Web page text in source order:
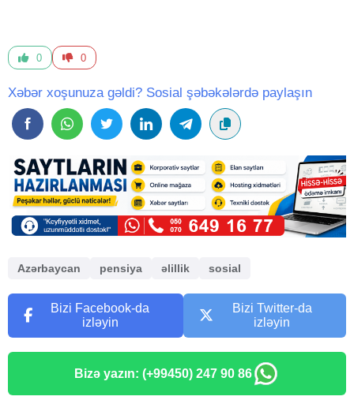
0 0
Xəbər xoşunuza gəldi? Sosial şəbəkələrdə paylaşın
Azərbaycan pensiya əlillik sosial
Bizi Facebook-da
izləyin
Bizi Twitter-da
izləyin
Bizə yazın: (+99450) 247 90 86